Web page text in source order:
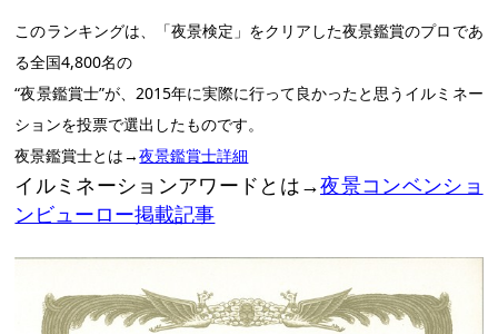
このランキングは、「夜景検定」をクリアした夜景鑑賞のプロであ
る全国4,800名の
“夜景鑑賞士”が、2015年に実際に行って良かったと思うイルミネー
ションを投票で選出したものです。
夜景鑑賞士とは→夜景鑑賞士詳細
イルミネーションアワードとは→夜景コンベンショ
ンビューロー掲載記事